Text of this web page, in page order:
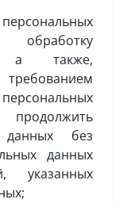
а также,
продолжить
данных без
данных
указанных